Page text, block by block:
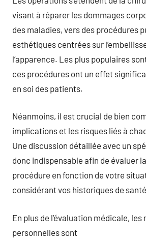
visant à réparer les dommages
des maladies, vers des procédures
esthétiques centrées sur
l’apparence. Les plus populaires
ces procédures ont un effet
en soi des patients.
Néanmoins, il est crucial de bien
implications et les risques liés à
Une discussion détaillée avec un
donc indispensable afin de évaluer
procédure en fonction de votre
considérant vos historiques de
En plus de l’évaluation médicale,
personnelles sont